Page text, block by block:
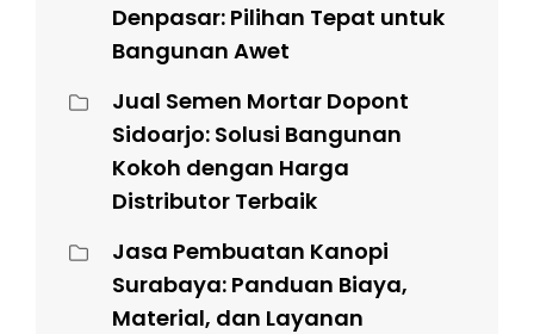
Denpasar: Pilihan Tepat untuk
Bangunan Awet
Jual Semen Mortar Dopont
Sidoarjo: Solusi Bangunan
Kokoh dengan Harga
Distributor Terbaik
Jasa Pembuatan Kanopi
Surabaya: Panduan Biaya,
Material, dan Layanan